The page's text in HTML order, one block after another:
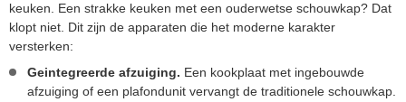
keuken. Een strakke keuken met een ouderwetse schouwkap? Dat
klopt niet. Dit zijn de apparaten die het moderne karakter
versterken:
Geintegreerde afzuiging. Een kookplaat met ingebouwde
afzuiging of een plafondunit vervangt de traditionele schouwkap.